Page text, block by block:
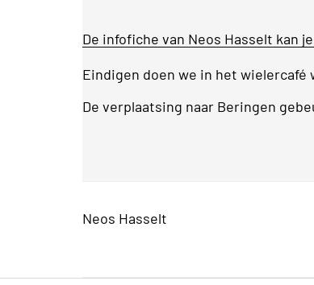
De infofiche van Neos Hasselt kan
Eindigen doen we in het
De verplaatsing naar Beringen
Neos Hasselt